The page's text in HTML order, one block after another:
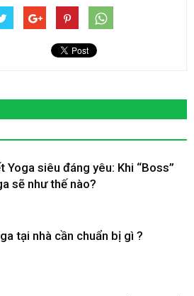
Yoga siêu đáng yêu: Khi “Boss”
sẽ như thế nào?
tại nhà cần chuẩn bị gì ?